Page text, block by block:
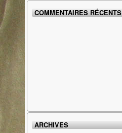
COMMENTAIRES RÉCENTS
ARCHIVES